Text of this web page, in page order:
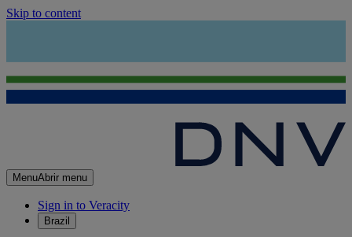
Skip to content
MenuAbrir menu
Sign in to Veracity
Brazil